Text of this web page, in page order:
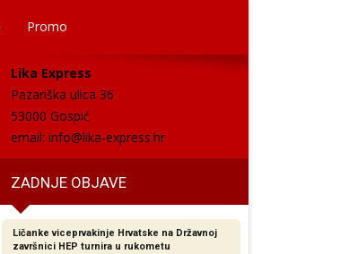
Promo
Lika Express
Pazariška ulica 36
53000 Gospić
email: info@lika-express.hr
ZADNJE OBJAVE
Ličanke viceprvakinje Hrvatske na Državnoj
završnici HEP turnira u rukometu